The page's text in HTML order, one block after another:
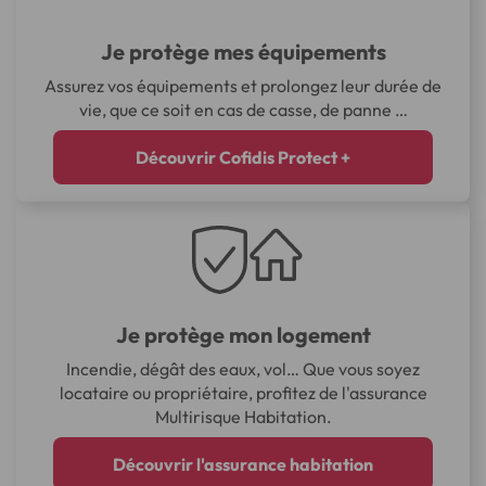
Je protège mes équipements
Assurez vos équipements et prolongez leur durée de
vie, que ce soit en cas de casse, de panne …
Découvrir Cofidis Protect +
Je protège mon logement
Incendie, dégât des eaux, vol… Que vous soyez
locataire ou propriétaire, profitez de l'assurance
Multirisque Habitation.
Découvrir l'assurance habitation